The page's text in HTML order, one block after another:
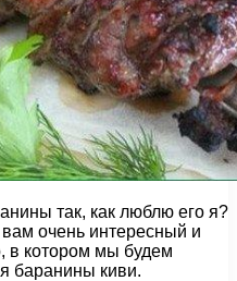
так, как люблю его я?
вам очень интересный и
в котором мы будем
баранины киви.